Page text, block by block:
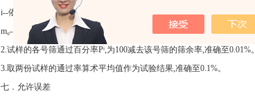
i--依次对应0.075mm0.15mm、0.30mm和0.60mm筛孔:
m₀--筛分前的干燥试样质量,g.
2.试样的各号筛通过百分率Pⁱ,为100减去该号筛的筛余率,准确至0.01%。
3.取两份试样的通过率算术平均值作为试验结果,准确至0.1%。
七．允许误差